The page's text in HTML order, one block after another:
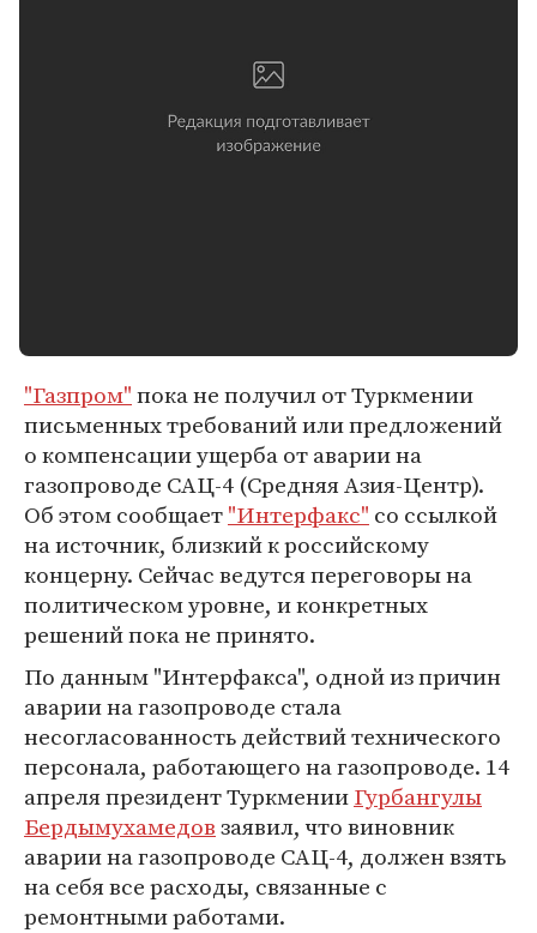
"Газпром"пока не получил от Туркмении
письменных требований или предложений
о компенсации ущерба от аварии на
газопроводе САЦ-4 (Средняя Азия-Центр).
Об этом сообщает"Интерфакс" со ссылкой
на источник, близкий к российскому
концерну. Сейчас ведутся переговоры на
политическом уровне, и конкретных
решений пока не принято.
По данным "Интерфакса", одной из причин
аварии на газопроводе стала
несогласованность действий технического
персонала, работающего на газопроводе. 14
апреля президент ТуркменииГурбангулы
Бердымухамедовзаявил, что виновник
аварии на газопроводе САЦ-4, должен взять
на себя все расходы, связанные с
ремонтными работами.